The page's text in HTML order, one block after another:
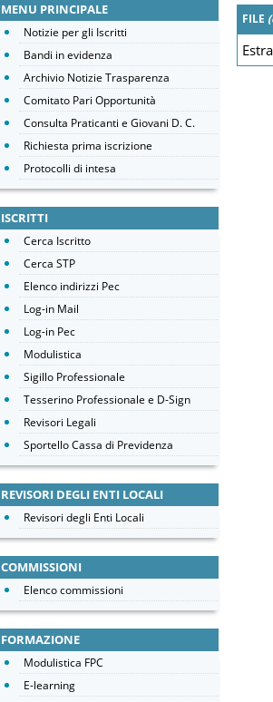
FILE
MENU PRINCIPALE
Notizie per gli Iscritti
Bandi in evidenza
Archivio Notizie Trasparenza
Comitato Pari Opportunità
Consulta Praticanti e Giovani D. C.
Richiesta prima iscrizione
Protocolli di intesa
ISCRITTI
Cerca Iscritto
Cerca STP
Elenco indirizzi Pec
Log-in Mail
Log-in Pec
Modulistica
Sigillo Professionale
Tesserino Professionale e D-Sign
Revisori Legali
Sportello Cassa di Previdenza
REVISORI DEGLI ENTI LOCALI
Revisori degli Enti Locali
COMMISSIONI
Elenco commissioni
FORMAZIONE
Modulistica FPC
E-learning